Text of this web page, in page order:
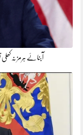
آبنائے ہرمز نہ